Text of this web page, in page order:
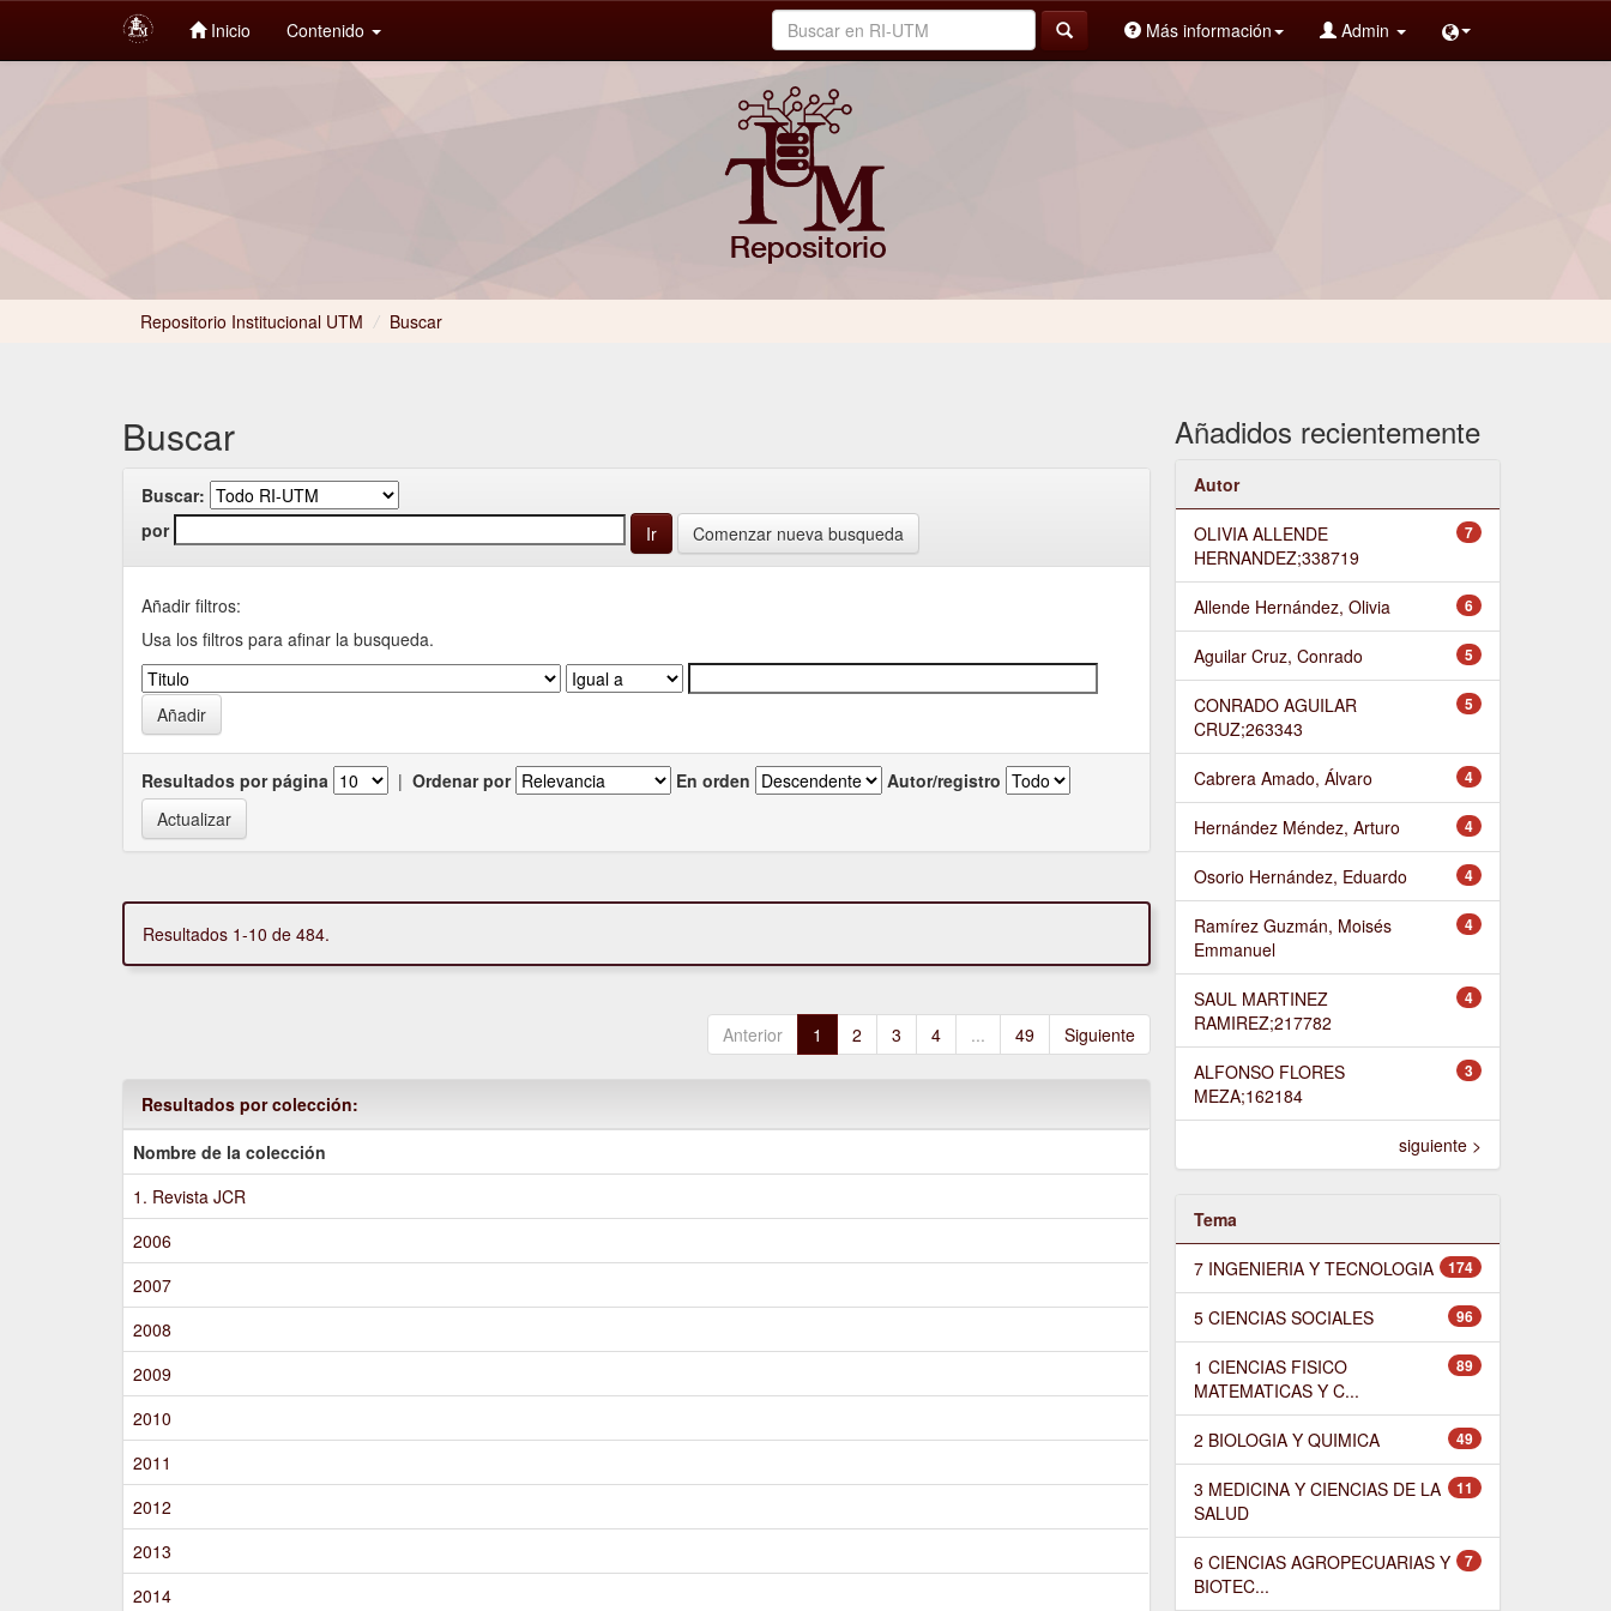
Inicio Contenido Más información Admin
Repositorio Institucional UTM / Buscar
Buscar
Buscar:
por
Comenzar nueva busqueda
Añadir filtros:
Usa los filtros para afinar la busqueda.
Resultados por página | Ordenar por En orden Autor/registro
Resultados 1-10 de 484.
Anterior 1 2 3 4 ... 49 Siguiente
Resultados por colección:
Nombre de la colección
1. Revista JCR
2006
2007
2008
2009
2010
2011
2012
2013
2014
Añadidos recientemente
Autor
7
OLIVIA ALLENDE
HERNANDEZ;338719
6
Allende Hernández, Olivia
5
Aguilar Cruz, Conrado
5
CONRADO AGUILAR
CRUZ;263343
4
Cabrera Amado, Álvaro
4
Hernández Méndez, Arturo
4
Osorio Hernández, Eduardo
4
Ramírez Guzmán, Moisés
Emmanuel
4
SAUL MARTINEZ
RAMIREZ;217782
3
ALFONSO FLORES
MEZA;162184
siguiente >
Tema
174
7 INGENIERIA Y TECNOLOGIA
96
5 CIENCIAS SOCIALES
89
1 CIENCIAS FISICO
MATEMATICAS Y C...
49
2 BIOLOGIA Y QUIMICA
11
3 MEDICINA Y CIENCIAS DE LA
SALUD
7
6 CIENCIAS AGROPECUARIAS Y
BIOTEC...